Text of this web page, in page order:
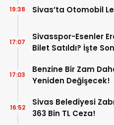
Sivas’ta Otomobil
19:38
Sivasspor-Esenler
Bilet Satıldı? İşte
17:07
Benzine Bir Zam
Yeniden Değişecek!
17:03
Sivas Belediyesi
363 Bin TL Ceza!
16:52